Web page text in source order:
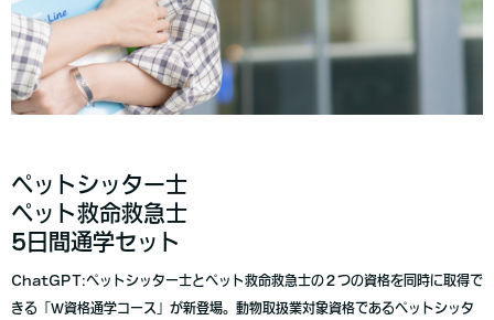
ペットシッター士
ペット救命救急士
5日間通学セット
ChatGPT:ペットシッター士とペット救命救急士の２つの資格を同時に取得で
きる「Ｗ資格通学コース」が新登場。動物取扱業対象資格であるペットシッタ